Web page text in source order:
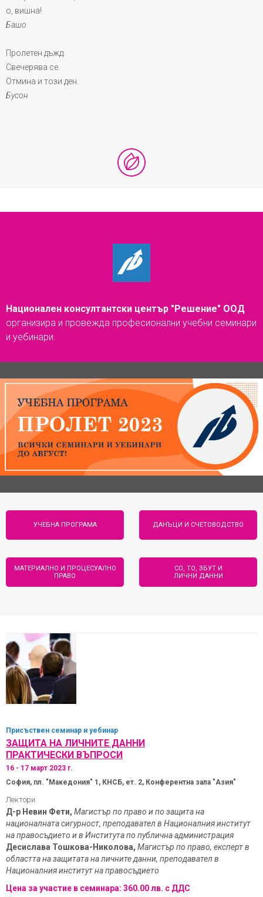
о, вишна!
Башо
Пролетен дъжд.
Свечерява се.
Отмина и този ден.
Бусон
Национален консултантски център "Решение" ООД
организира и провежда професионални учебни семинари
и уебинари.
УЧЕБНА ПРОГРАМА ДАНЪЦИ И СЧЕТОВОДСТВО
МАТЕРИАЛНО И ПРОЦЕСУАЛНО
ПРАВО
СО, ТО, ЗБУТ И
ЛИЧНИ ДАННИ
Присъствен семинар и уебинар
ЗАЩИТА НА ЛИЧНИТЕ ДАННИ
ПРАКТИЧЕСКИ ВЪПРОСИ
16 - 17 март 2023 г.
София, пл. "Македония" 1, КНСБ, ет. 2, Конферентна зала "Азия"
Лектори:
Д-р Невин Фети, Магистър по право и по защита на
националната сигурност, преподавател в Националния институт
на правосъдието и в Института по публична администрация
Десислава Тошкова-Николова, Магистър по право, експерт в
областта на защитата на личните данни, преподавател в
Националния институт на правосъдието
Цена за участие в семинара: 360.00 лв. с ДДС